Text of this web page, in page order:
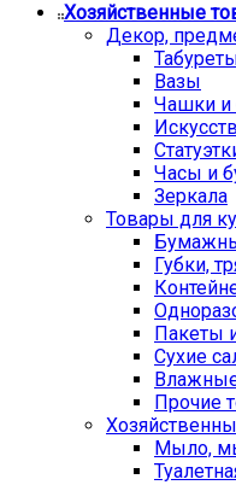
Хозяйственные
Декор,
Вазы
Чашки и
Часы и
Зеркала
Товары для
Губки,
Пакеты
Сухие
Прочие
Мыло,